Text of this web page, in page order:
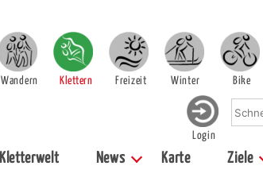
Wandern Klettern Freizeit Winter Bike
Login
Kletterwelt News Karte Ziele